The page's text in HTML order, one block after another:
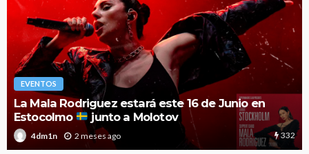
EVENTOS
El Festival Noches Mágicas anuncia el cartel de
2026 con nuevas y esperadas confirmaciones
4dm1n 3 meses ago 1.9k